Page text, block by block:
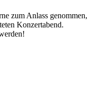
zum Anlass genommen,
Konzertabend.